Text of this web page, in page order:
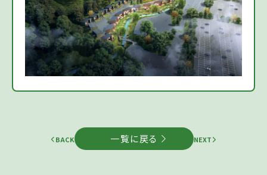
BACK 一覧に戻る NEXT